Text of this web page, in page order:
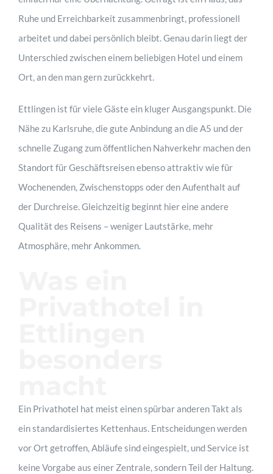
jetzt buchen
Ruhe und Erreichbarkeit zusammenbringt, professionell
arbeitet und dabei persönlich bleibt. Genau darin liegt der
Unterschied zwischen einem beliebigen Hotel und einem
Ort, an den man gern zurückkehrt.
Ettlingen ist für viele Gäste ein kluger Ausgangspunkt. Die
Nähe zu Karlsruhe, die gute Anbindung an die A5 und der
schnelle Zugang zum öffentlichen Nahverkehr machen den
Standort für Geschäftsreisen ebenso attraktiv wie für
Wochenenden, Zwischenstopps oder den Aufenthalt auf
der Durchreise. Gleichzeitig beginnt hier eine andere
Qualität des Reisens – weniger Lautstärke, mehr
Atmosphäre, mehr Ankommen.
Ein Privathotel hat meist einen spürbar anderen Takt als
ein standardisiertes Kettenhaus. Entscheidungen werden
vor Ort getroffen, Abläufe sind eingespielt, und Service ist
keine Vorgabe aus einer Zentrale, sondern Teil der Haltung.